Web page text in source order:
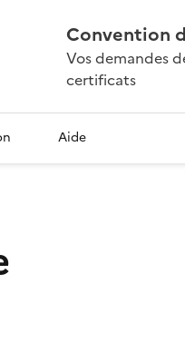
Convention
Vos demandes
certificats
Aide